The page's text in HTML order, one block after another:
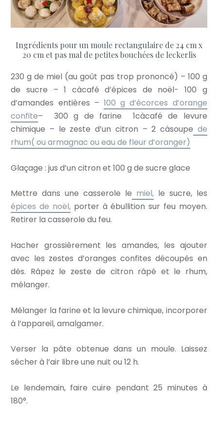
Ingrédients pour un moule rectangulaire de 24 cm x
20 cm et pas mal de petites bouchées de leckerlis
230 g de miel (au goût pas trop prononcé) – 100 g
de sucre – 1 càcafé d’épices de noël- 100 g
d’amandes entières – 100 g d’écorces d’orange
confite– 300 g de farine 1càcafé de levure
chimique – le zeste d’un citron – 2 càsoupe de
rhum( ou armagnac ou eau de fleur d’oranger)
Glaçage : jus d’un citron et 100 g de sucre glace
Mettre dans une casserole le miel,le sucre, les
épices de noël,porter à ébullition sur feu moyen.
Retirer la casserole du feu.
Hacher grossièrement les amandes, les ajouter
avec les zestes d’oranges confites découpés en
dés. Râpez le zeste de citron râpé et le rhum,
mélanger.
Mélanger la farine et la levure chimique, incorporer
à l’appareil, amalgamer.
Verser la pâte obtenue dans un moule. Laissez
sécher à l’air libre une nuit ou 12 h.
Le lendemain, faire cuire pendant 25 minutes à
180°.